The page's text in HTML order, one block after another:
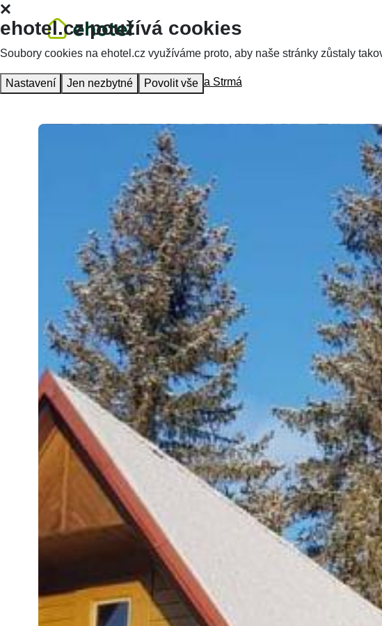
Homepage Accommodation Chata Strmá
ehotel.cz používá cookies
Soubory cookies na ehotel.cz využíváme proto, aby naše stránky zůstaly
Nastavení Jen nezbytné Povolit vše